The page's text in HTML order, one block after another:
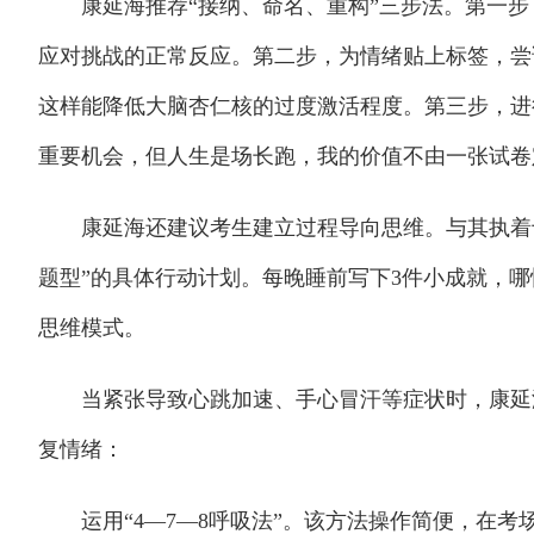
康延海推荐“接纳、命名、重构”三步法。第一步
应对挑战的正常反应。第二步，为情绪贴上标签，
这样能降低大脑杏仁核的过度激活程度。第三步，
重要机会，但人生是场长跑，我的价值不由一张试
康延海还建议考生建立过程导向思维。与其执着
题型”的具体行动计划。每晚睡前写下3件小成就，
思维模式。
当紧张导致心跳加速、手心冒汗等症状时，康延
复情绪：
运用“4—7—8呼吸法”。该方法操作简便，在考场